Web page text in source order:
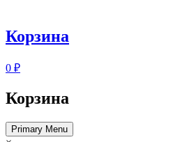
Корзина
0 ₽
Корзина
Primary Menu